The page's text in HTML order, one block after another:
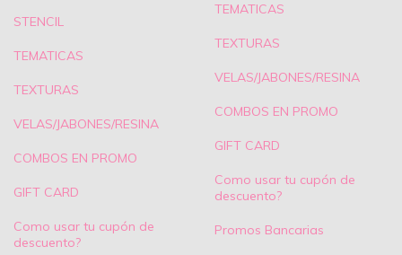
STENCIL
TEMATICAS
TEXTURAS
VELAS/JABONES/RESINA
COMBOS EN PROMO
GIFT CARD
Como usar tu cupón de
descuento?
TEMATICAS
TEXTURAS
VELAS/JABONES/RESINA
COMBOS EN PROMO
GIFT CARD
Como usar tu cupón de
descuento?
Promos Bancarias